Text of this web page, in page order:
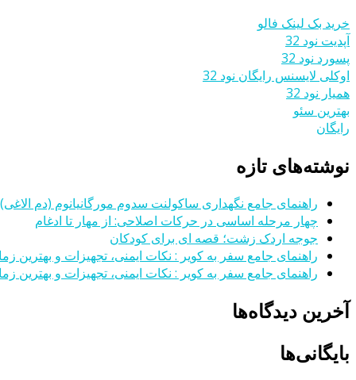
خرید بک لینک فالو
آپدیت نود 32
پسورد نود 32
اوکلی لایسنس رایگان نود 32
همیار نود 32
بهترین سئو
رایگان
نوشته‌های تازه
راهنمای جامع نگهداری ساکولنت سدوم مورگانیانوم (دم الاغی)
چهار مرحله اساسی در حرکات اصلاحی: از مهار تا ادغام
جوجه اردک زشت؛ قصه ای برای کودکان
راهنمای جامع سفر به کویر : نکات ایمنی، تجهیزات و بهترین
راهنمای جامع سفر به کویر : نکات ایمنی، تجهیزات و بهترین
آخرین دیدگاه‌ها
بایگانی‌ها